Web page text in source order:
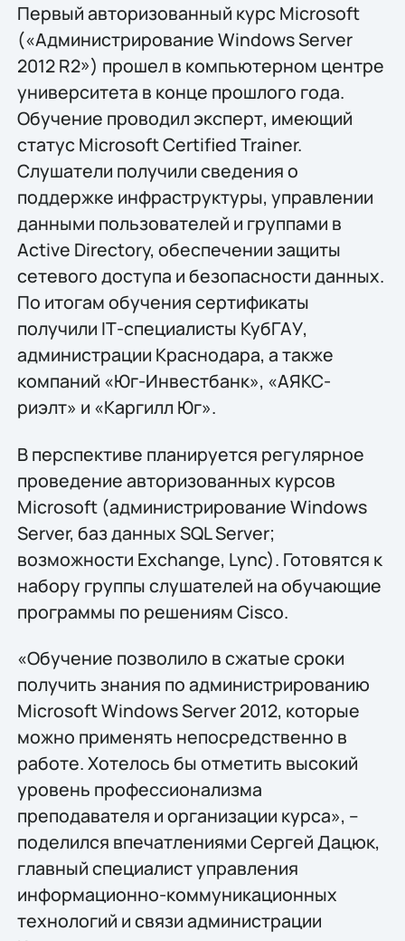
Первый авторизованный курс Microsoft
(«Администрирование Windows Server
2012 R2») прошел в компьютерном центре
университета в конце прошлого года.
Обучение проводил эксперт, имеющий
статус Microsoft Certified Trainer.
Слушатели получили сведения о
поддержке инфраструктуры, управлении
данными пользователей и группами в
Active Directory, обеспечении защиты
сетевого доступа и безопасности данных.
По итогам обучения сертификаты
получили IТ-специалисты КубГАУ,
администрации Краснодара, а также
компаний «Юг-Инвестбанк», «АЯКС-
риэлт» и «Каргилл Юг».
В перспективе планируется регулярное
проведение авторизованных курсов
Microsoft (администрирование Windows
Server, баз данных SQL Server;
возможности Exchange, Lync). Готовятся к
набору группы слушателей на обучающие
программы по решениям Cisco.
«Обучение позволило в сжатые сроки
получить знания по администрированию
Microsoft Windows Server 2012, которые
можно применять непосредственно в
работе. Хотелось бы отметить высокий
уровень профессионализма
преподавателя и организации курса», –
поделился впечатлениями Сергей Дацюк,
главный специалист управления
информационно-коммуникационных
технологий и связи администрации